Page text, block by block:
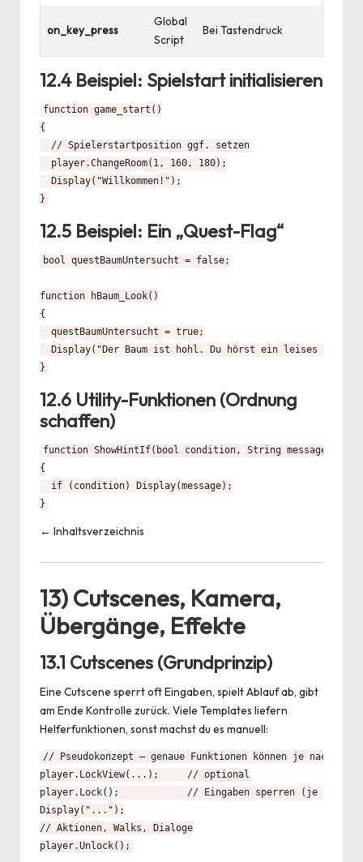
on_key_press
Global
Script
Bei Tastendruck
12.4 Beispiel: Spielstart initialisieren
function game_start()
{
  // Spielerstartposition ggf. setzen
  player.ChangeRoom(1, 160, 180);
  Display("Willkommen!");
}
12.5 Beispiel: Ein „Quest-Flag“
bool questBaumUntersucht = false;
function hBaum_Look()
{
  questBaumUntersucht = true;
Display("Der Baum ist hohl. Du hörst ein leises
}
12.6 Utility-Funktionen (Ordnung
schaffen)
function ShowHintIf(bool condition, String message)
{
  if (condition) Display(message);
}
← Inhaltsverzeichnis
13) Cutscenes, Kamera,
Übergänge, Effekte
13.1 Cutscenes (Grundprinzip)
Eine Cutscene sperrt oft Eingaben, spielt Ablauf ab, gibt
am Ende Kontrolle zurück. Viele Templates liefern
Helferfunktionen, sonst machst du es manuell:
// Pseudokonzept – genaue Funktionen können je nach
player.LockView(...);     // optional
player.Lock();            // Eingaben sperren (je nach
Display("...");
// Aktionen, Walks, Dialoge
player.Unlock();